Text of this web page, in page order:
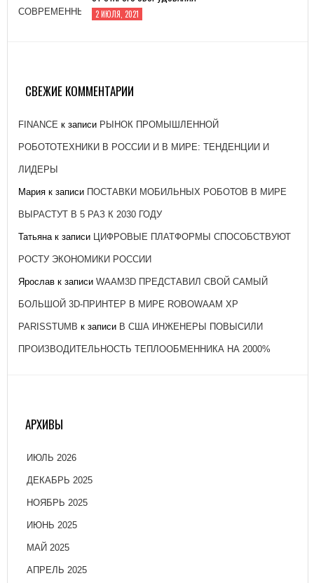
2 ИЮЛЯ, 2021
26 ЯНВАРЯ, 2021
СВЕЖИЕ КОММЕНТАРИИ
FINANCE к записи РЫНОК ПРОМЫШЛЕННОЙ
РОБОТОТЕХНИКИ В РОССИИ И В МИРЕ: ТЕНДЕНЦИИ И
ЛИДЕРЫ
Мария к записи ПОСТАВКИ МОБИЛЬНЫХ РОБОТОВ В МИРЕ
ВЫРАСТУТ В 5 РАЗ К 2030 ГОДУ
Татьянак записи ЦИФРОВЫЕ ПЛАТФОРМЫ СПОСОБСТВУЮТ
РОСТУ ЭКОНОМИКИ РОССИИ
Ярослав к записи WAAM3D ПРЕДСТАВИЛ СВОЙ САМЫЙ
БОЛЬШОЙ 3D-ПРИНТЕР В МИРЕ ROBOWAAM XP
PARISSTUMB к записи В США ИНЖЕНЕРЫ ПОВЫСИЛИ
ПРОИЗВОДИТЕЛЬНОСТЬ ТЕПЛООБМЕННИКА НА 2000%
АРХИВЫ
ИЮЛЬ 2026
ДЕКАБРЬ 2025
НОЯБРЬ 2025
ИЮНЬ 2025
МАЙ 2025
АПРЕЛЬ 2025